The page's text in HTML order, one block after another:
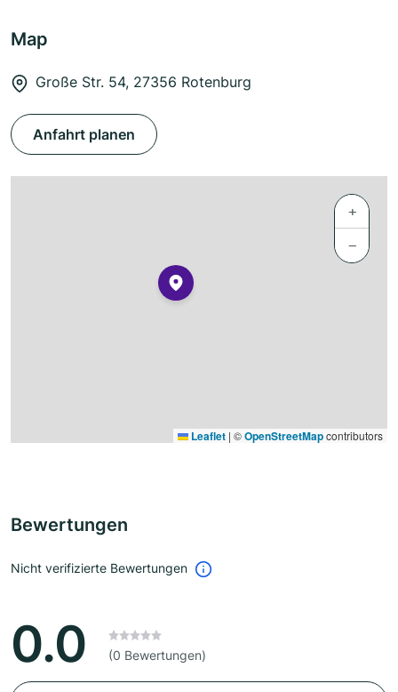
Map
Große Str. 54, 27356 Rotenburg
Anfahrt planen
+
−
Leaflet | ©OpenStreetMapcontributors
Bewertungen
Nicht verifizierte Bewertungen
0.0 (0 Bewertungen)